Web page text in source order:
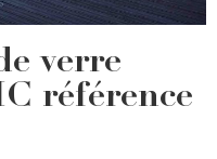
verre
référence